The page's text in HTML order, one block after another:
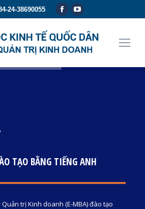
24-38690055
Facebook
opens
in
YouTube
opens
in
TẠO BẰNG TIẾNG ANH
trị Kinh doanh (E-MBA) đào tạo